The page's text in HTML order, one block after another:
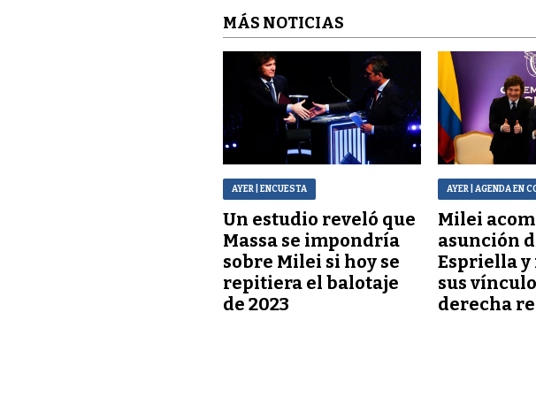
MÁS NOTICIAS
AYER | ENCUESTA
Un estudio reveló que
Massa se impondría
sobre Milei si hoy se
repitiera el balotaje
de 2023
AYER | AGENDA EN
Milei
asunción
Espriella
sus
derecha